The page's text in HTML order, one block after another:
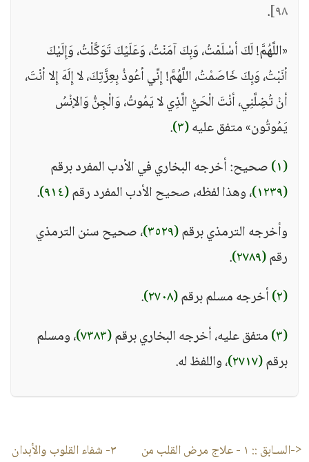
٩٨] .
«اللَّهُمَّ! لَكَ أسْلَمْتُ، وَبِكَ آمَنْتُ، وَعَلَيْكَ تَوَكَّلْتُ، وَإِلَيْكَ
أنَبْتُ، وَبِكَ خَاصَمْتُ، اللَّهُمَّ! إِنِّي أعُوذُ بِعِزَّتِكَ، لا إِلَهَ إِلا أنْتَ،
أنْ تُضِلَّنِي، أنْتَ الْحَيُّ الَّذِي لا يَمُوتُ، وَالْجِنُّ وَالإنْسُ
يَمُوتُون» متفق عليه(٣) .
(١)
صحيح: أخرجه البخاري في الأدب المفرد برقم
(١٢٣٩)
، وهذا لفظه، صحيح الأدب المفرد رقم(٩١٤)
.
وأخرجه الترمذي برقم(٣٥٢٩)
، صحيح سنن الترمذي
رقم(٢٧٨٩)
.
(٢)
أخرجه مسلم برقم(٢٧٠٨)
.
(٣)
متفق عليه، أخرجه البخاري برقم(٧٣٨٣)
، ومسلم
برقم(٢٧١٧) ، واللفظ له.
<-السـابق :: ١ - علاج مرض القلب من
٣- شفاء القلوب والأبدان